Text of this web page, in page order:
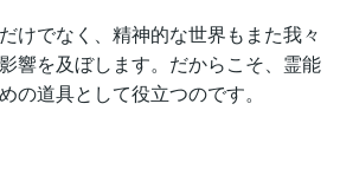
けでなく、精神的な世界もまた我々
響を及ぼします。だからこそ、霊能
の道具として役立つのです。